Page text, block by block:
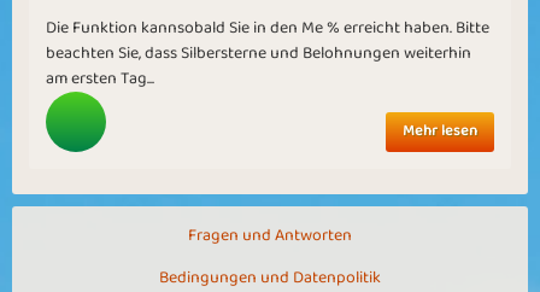
Die Funktion kannsobald Sie in den Me % erreicht haben. Bitte
beachten Sie, dass Silbersterne und Belohnungen weiterhin
am ersten Tag...
Mehr lesen
Fragen und Antworten
Bedingungen und Datenpolitik